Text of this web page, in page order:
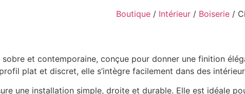
Boutique / Intérieur / Boiserie /
et contemporaine, conçue pour donner une finition
plat et discret, elle s’intègre facilement dans des
une installation simple, droite et durable. Elle est idéale